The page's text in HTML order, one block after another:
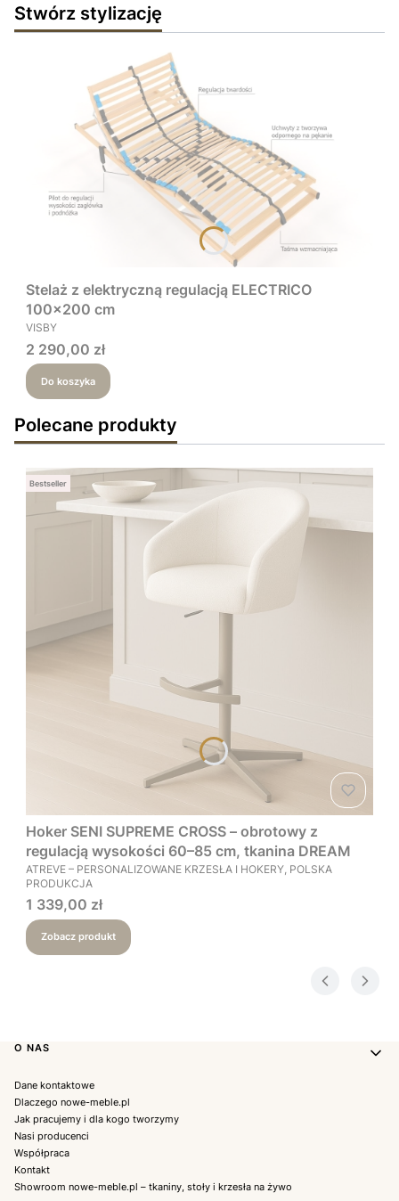
Stwórz stylizację
Stelaż z elektryczną regulacją ELECTRICO
100x200 cm
PRODUCENT
VISBY
Cena
2 290,00 zł
Do koszyka
Polecane produkty
Bestseller
Hoker SENI SUPREME CROSS – obrotowy z
regulacją wysokości 60–85 cm, tkanina DREAM
PRODUCENT
ATREVE – PERSONALIZOWANE KRZESŁA I HOKERY, POLSKA
PRODUKCJA
Cena
1 339,00 zł
Zobacz produkt
Linki w stopce
O NAS
Dane kontaktowe
Dlaczego nowe-meble.pl
Jak pracujemy i dla kogo tworzymy
Nasi producenci
Współpraca
Kontakt
Showroom nowe-meble.pl – tkaniny, stoły i krzesła na żywo